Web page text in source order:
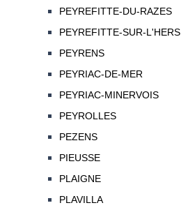
PEYREFITTE-DU-RAZES
PEYREFITTE-SUR-L'HERS
PEYRENS
PEYRIAC-DE-MER
PEYRIAC-MINERVOIS
PEYROLLES
PEZENS
PIEUSSE
PLAIGNE
PLAVILLA